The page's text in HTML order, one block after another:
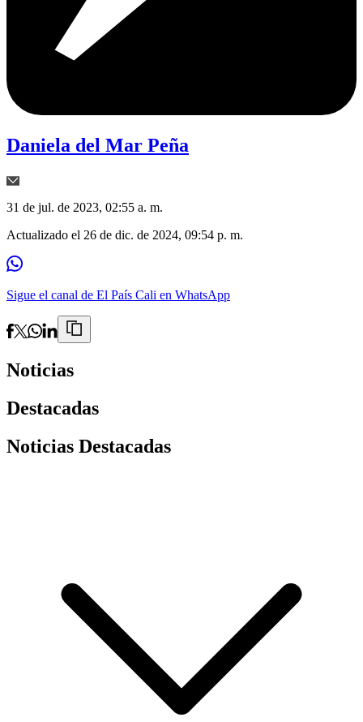
Daniela del Mar Peña
31 de jul. de 2023, 02:55 a. m.
Actualizado el 26 de dic. de 2024, 09:54 p. m.
Sigue el canal de El País Cali en WhatsApp
Noticias
Destacadas
Noticias Destacadas